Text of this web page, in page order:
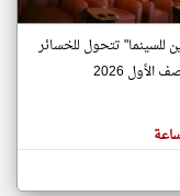
الدولة
على مدار الساعة
العاجلة والمباشرة
للسينما" تتحول للخسائر
2026